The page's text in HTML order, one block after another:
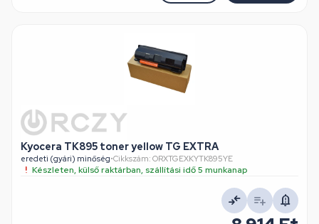
Kyocera TK895 toner yellow TG EXTRA
eredeti (gyári) minőség•Cikkszám: ORXTGEXKYTK895YE
Készleten, külső raktárban, szállítási idő 5 munkanap